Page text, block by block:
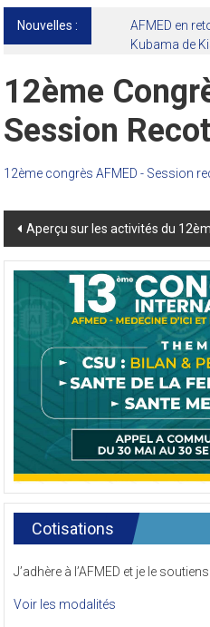
Nouvelles :
AFMED en
Kubama de
12ème
Session
12ème congrès AFMED - Session
Post
navigation
Aperçu sur les activités du
Cotisations
J’adhère à l’AFMED et je le soutiens
Voir les modalités